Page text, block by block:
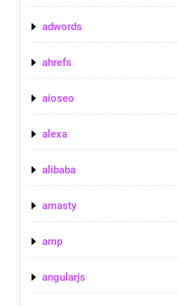
adwords
ahrefs
aioseo
alexa
alibaba
amasty
amp
angularjs